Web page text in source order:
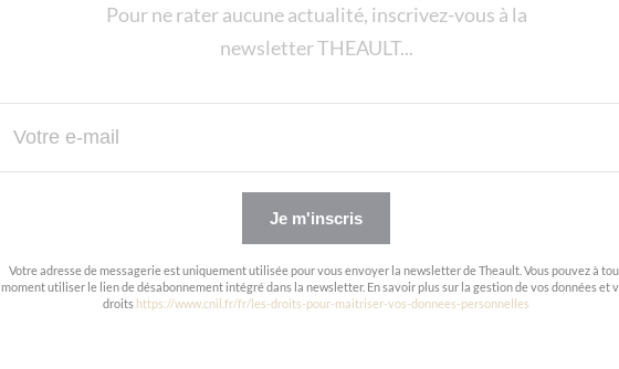
Pour ne rater aucune actualité, inscrivez-vous à la
newsletter THEAULT...
Je m'inscris
Votre adresse de messagerie est uniquement utilisée pour vous envoyer la newsletter de Theault. Vous pouvez à
moment utiliser le lien de désabonnement intégré dans la newsletter. En savoir plus sur la gestion de vos données et
droits https://www.cnil.fr/fr/les-droits-pour-maitriser-vos-donnees-personnelles